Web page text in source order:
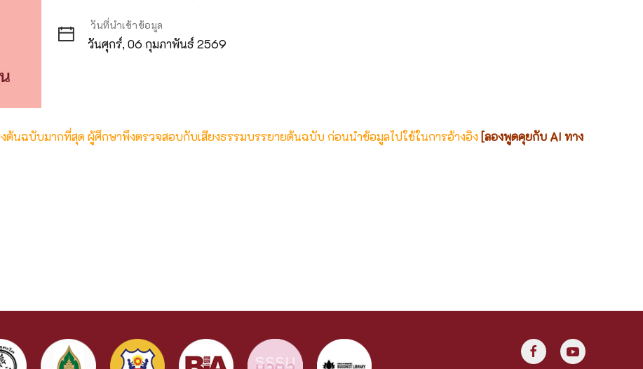
วันที่นำเข้าข้อมูล
วันศุกร์, 06 กุมภาพันธ์ 2569
ต้นฉบับมากที่สุด ผู้ศึกษาพึงตรวจสอบกับเสียงธรรมบรรยายต้นฉบับ ก่อนนำข้อมูลไปใช้ในการอ้างอิง [ลองพูดคุยกับ AI ทาง